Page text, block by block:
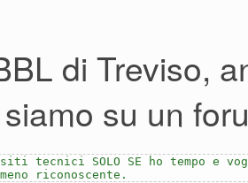
di Treviso,
su un
tecnici SOLO SE ho tempo e
riconoscente.